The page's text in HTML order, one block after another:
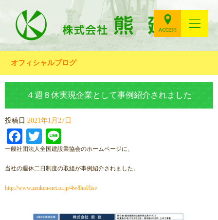
オフィシャルブログ
４週８休実現企業として事例紹介されました
投稿日 2021年1月27日
Facebook
Twitter
一般社団法人全国建設業協会のホームページに、
当社の週休二日制度の取組が事例紹介されました。
http://www.zenken-net.or.jp/4w8hol/list/